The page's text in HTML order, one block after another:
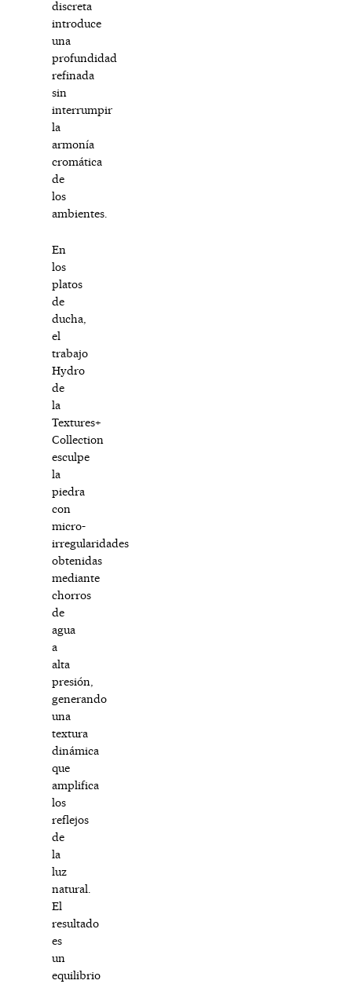
discreta
introduce
una
profundidad
refinada
sin
interrumpir
la
armonía
cromática
de
los
ambientes.
En
los
platos
de
ducha,
el
trabajo
Hydro
de
la
Textures+
Collection
esculpe
la
piedra
con
micro-
irregularidades
obtenidas
mediante
chorros
de
agua
a
alta
presión,
generando
una
textura
dinámica
que
amplifica
los
reflejos
de
la
luz
natural.
El
resultado
es
un
equilibrio